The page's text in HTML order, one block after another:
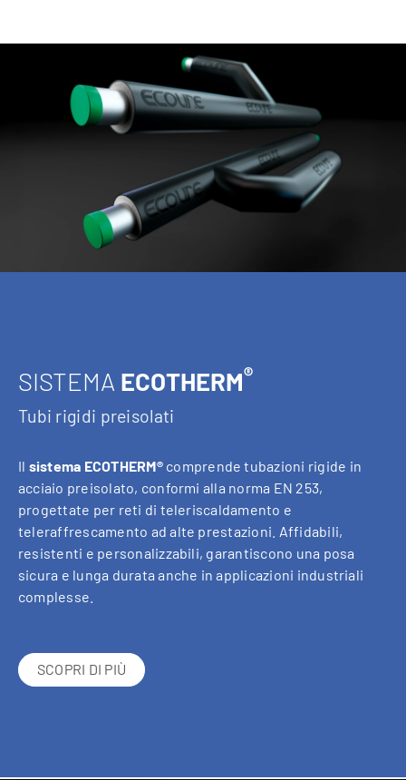
SISTEMA ECOTHERM®
Tubi rigidi preisolati
Il sistema ECOTHERM®comprende tubazioni rigide in
acciaio preisolato, conformi alla norma EN 253,
progettate per reti di teleriscaldamento e
teleraffrescamento ad alte prestazioni. Affidabili,
resistenti e personalizzabili, garantiscono una posa
sicura e lunga durata anche in applicazioni industriali
complesse.
SCOPRI DI PIÙ